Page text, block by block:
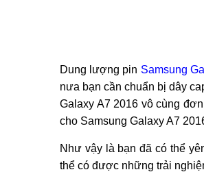
Dung lượng pin Samsung
nưa bạn cần chuẩn bị dây
Galaxy A7 2016 vô cùng
cho Samsung Galaxy A7
Như vậy là bạn đã có thể
thể có được những trải